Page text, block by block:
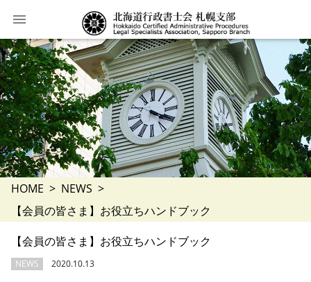
HOME
NEWS
【会員の皆さま】お役立ちハンドブック
【会員の皆さま】お役立ちハンドブック
NEWS 2020.10.13